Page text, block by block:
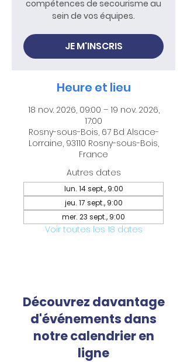
compétences de secourisme au
sein de vos équipes.
JE M'INSCRIS
Heure et lieu
18 nov. 2026, 09:00 – 19 nov. 2026,
17:00
Rosny-sous-Bois, 67 Bd Alsace-
Lorraine, 93110 Rosny-sous-Bois,
France
Autres dates
lun. 14 sept., 9:00
jeu. 17 sept., 9:00
mer. 23 sept., 9:00
Voir toutes les 18 dates
Découvrez davantage
d'événements dans
notre calendrier en
ligne